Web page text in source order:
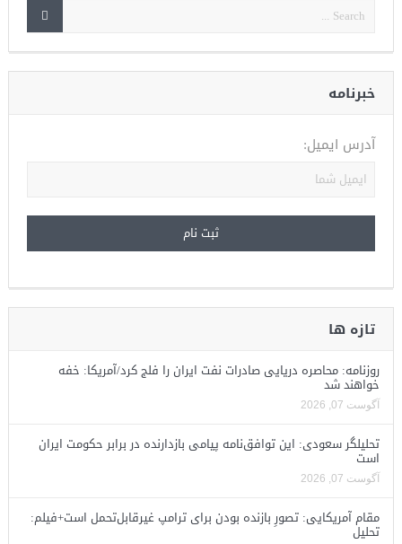
خبرنامه
آدرس ایمیل:
تازه ها
روزنامه: محاصره دریایی صادرات نفت ایران را فلج کرد/آمریکا: خفه
خواهند شد
آگوست 07, 2026
تحلیلگر سعودی: این توافق‌نامه پیامی بازدارنده در برابر حکومت ایران
است
آگوست 07, 2026
مقام آمریکایی: تصورِ بازنده بودن برای ترامپ غیرقابل‌تحمل است+فیلم:
تحلیل